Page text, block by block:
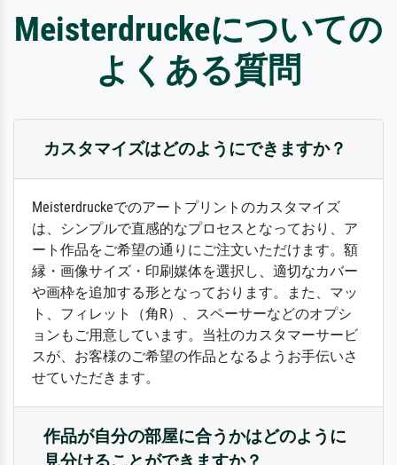
Meisterdruckeについての
よくある質問
カスタマイズはどのようにできますか？
Meisterdruckeでのアートプリントのカスタマイズ
は、シンプルで直感的なプロセスとなっており、ア
ート作品をご希望の通りにご注文いただけます。額
縁・画像サイズ・印刷媒体を選択し、適切なカバー
や画枠を追加する形となっております。また、マッ
ト、フィレット（角R）、スペーサーなどのオプシ
ョンもご用意しています。当社のカスタマーサービ
スが、お客様のご希望の作品となるようお手伝いさ
せていただきます。
作品が自分の部屋に合うかはどのように
見分けることができますか？